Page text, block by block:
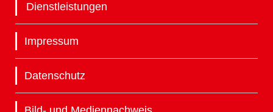
Dienstleistungen
Impressum
Datenschutz